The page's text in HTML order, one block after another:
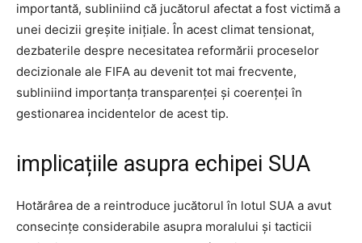
importantă, subliniind că jucătorul afectat a fost victimă a
unei decizii greșite inițiale. În acest climat tensionat,
dezbaterile despre necesitatea reformării proceselor
decizionale ale FIFA au devenit tot mai frecvente,
subliniind importanța transparenței și coerenței în
gestionarea incidentelor de acest tip.
implicațiile asupra echipei SUA
Hotărârea de a reintroduce jucătorul în lotul SUA a avut
consecințe considerabile asupra moralului și tacticii